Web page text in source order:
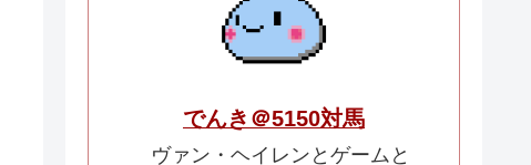
でんき＠5150対馬
ヴァン・ヘイレンとゲームと